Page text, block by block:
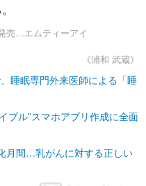
売…エムティーアイ
《浦和 武蔵》
睡眠専門外来医師による「睡
ブル”スマホアプリ作成に全面
月間…乳がんに対する正しい